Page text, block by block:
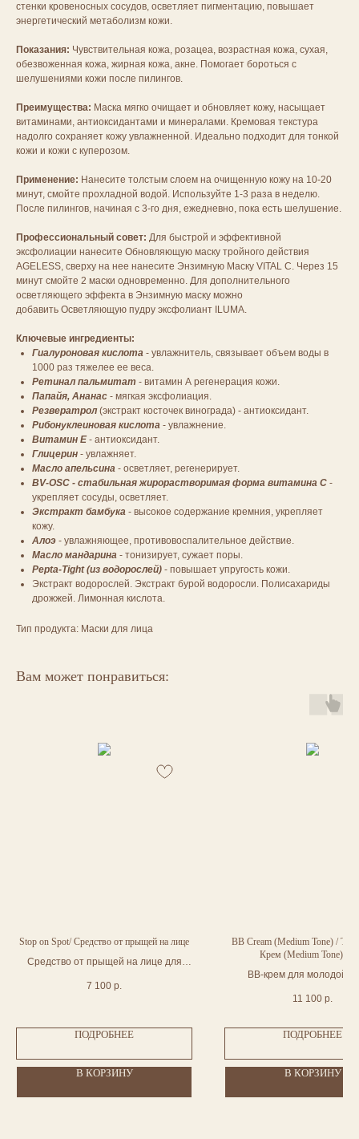
стенки кровеносных сосудов, осветляет пигментацию, повышает
энергетический метаболизм кожи.
Показания: Чувствительная кожа, розацеа, возрастная кожа, сухая,
обезвоженная кожа, жирная кожа, акне. Помогает бороться с
шелушениями кожи после пилингов.
Преимущества: Маска мягко очищает и обновляет кожу, насыщает
витаминами, антиоксидантами и минералами. Кремовая текстура
надолго сохраняет кожу увлажненной. Идеально подходит для тонкой
кожи и кожи с куперозом.
Применение: Нанесите толстым слоем на очищенную кожу на 10-20
минут, смойте прохладной водой. Используйте 1-3 раза в неделю.
После пилингов, начиная с 3-го дня, ежедневно, пока есть шелушение.
Профессиональный совет: Для быстрой и эффективной
эксфолиации нанесите Обновляющую маску тройного действия
AGELESS, сверху на нее нанесите Энзимную Маску VITAL C. Через 15
минут смойте 2 маски одновременно. Для дополнительного
осветляющего эффекта в Энзимную маску можно
добавить Осветляющую пудру эксфолиант ILUMA.
Ключевые ингредиенты:
Гиалуроновая кислота - увлажнитель, связывает объем воды в
1000 раз тяжелее ее веса.
Ретинал пальмитат - витамин А регенерация кожи.
Папайя, Ананас - мягкая эксфолиация.
Резвератрол(экстракт косточек винограда) - антиоксидант.
Рибонуклеиновая кислота - увлажнение.
Витамин Е- антиоксидант.
Глицерин - увлажняет.
Масло апельсина - осветляет, регенерирует.
BV-OSC - стабильная жирорастворимая форма витамина С -
укрепляет сосуды, осветляет.
Экстракт бамбука - высокое содержание кремния, укрепляет
кожу.
Алоэ - увлажняющее, противовоспалительное действие.
Масло мандарина - тонизирует, сужает поры.
Pepta-Tight (из водорослей) - повышает упругость кожи.
Экстракт водорослей. Экстракт бурой водоросли. Полисахариды
дрожжей. Лимонная кислота.
Тип продукта: Маски для лица
Вам может понравиться:
Stop on Spot/ Средство от прыщей на лице
Средство от прыщей на лице для
Обладает ранозаживляющим
7 100 р.
ПОДРОБНЕЕ
В КОРЗИНУ
BB Cream (Medium Tone) /
Крем (Medium Tone)
BB-крем для молодой
11 100 р.
ПОДРОБНЕЕ
В КОРЗИНУ